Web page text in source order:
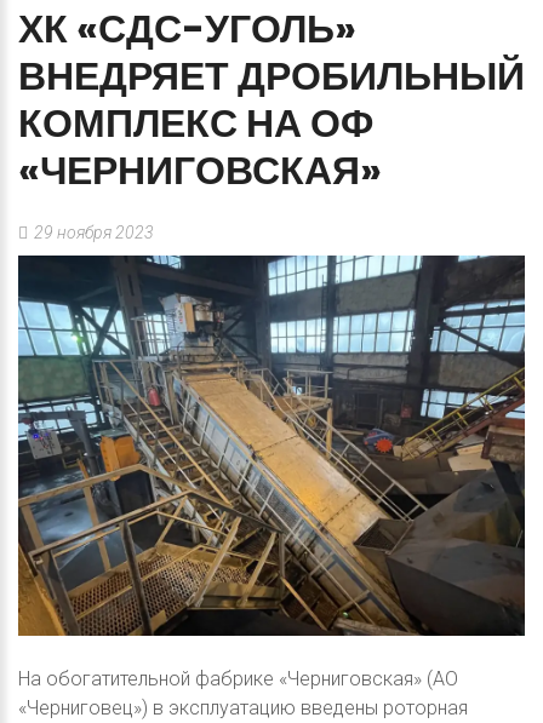
ХК«СДС-УГОЛЬ»
ВНЕДРЯЕТДРОБИЛЬНЫЙ
КОМПЛЕКС НА ОФ
«ЧЕРНИГОВСКАЯ»
29 ноября 2023
На обогатительной фабрике «Черниговская» (АО
«Черниговец») в эксплуатацию введены роторная